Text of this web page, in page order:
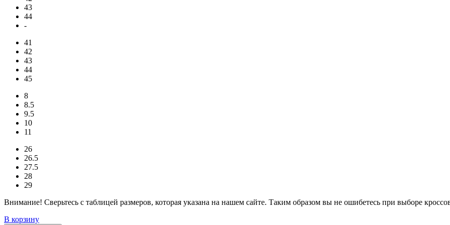
43
44
-
41
42
43
44
45
8
8.5
9.5
10
11
26
26.5
27.5
28
29
Внимание! Сверьтесь с таблицей размеров, которая указана на нашем сайте. Таким образом вы не ошибетесь при выборе
В корзину